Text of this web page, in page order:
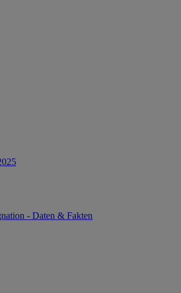
- Daten & Fakten